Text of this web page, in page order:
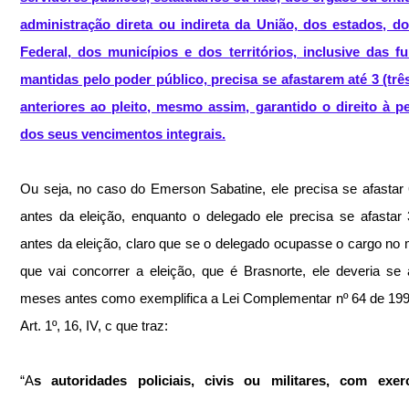
administração direta ou indireta da União, dos estados,
Federal, dos municípios e dos territórios, inclusive das
mantidas pelo poder público, precisa se afastarem até 3
anteriores ao pleito, mesmo assim, garantido o direito à
dos seus vencimentos integrais.
Ou seja, no caso do Emerson Sabatine, ele precisa se afastar
antes da eleição, enquanto o delegado ele precisa se afastar
antes da eleição, claro que se o delegado ocupasse o cargo no
que vai concorrer a eleição, que é Brasnorte, ele deveria se
meses antes como exemplifica a Lei Complementar nº 64 de
Art. 1º, 16, IV, c que traz:
“As autoridades policiais, civis ou militares, com